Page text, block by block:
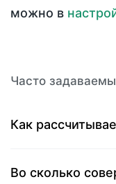
можно в
Часто
Как
Во сколько